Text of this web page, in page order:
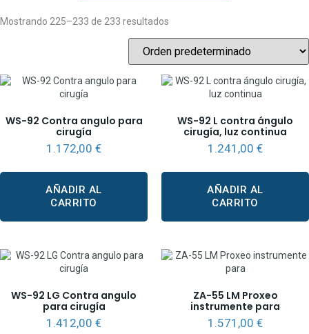
Mostrando 225–233 de 233 resultados
WS-92 Contra angulo para
cirugía
1.172,00 €
AÑADIR AL
CARRITO
WS-92 L contra ángulo
cirugía, luz continua
1.241,00 €
AÑADIR AL
CARRITO
WS-92 LG Contra angulo
para cirugía
1.412,00 €
ZA-55 LM Proxeo
instrumente para
1.571,00 €